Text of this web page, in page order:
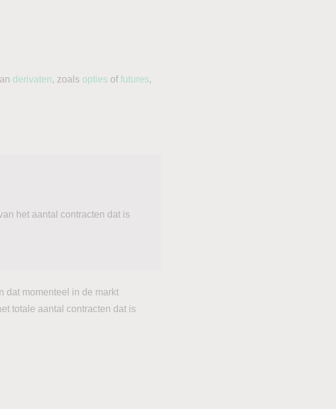
derivaten, zoals optiesoffutures,
het aantal contracten dat is
dat momenteel in de markt
totale aantal contracten dat is